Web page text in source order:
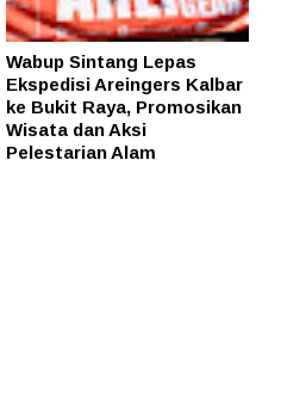
Wabup Sintang Lepas
Ekspedisi Areingers Kalbar
ke Bukit Raya, Promosikan
Wisata dan Aksi
Pelestarian Alam